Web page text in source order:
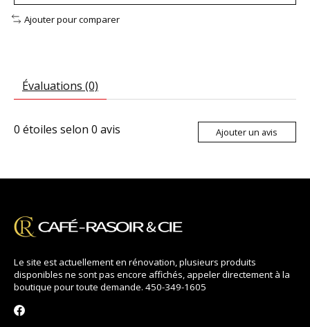
Ajouter pour comparer
Évaluations (0)
0 étoiles selon 0 avis Ajouter un avis
Le site est actuellement en rénovation, plusieurs produits
disponibles ne sont pas encore affichés, appeler directement à la
boutique pour toute demande. 450-349-1605